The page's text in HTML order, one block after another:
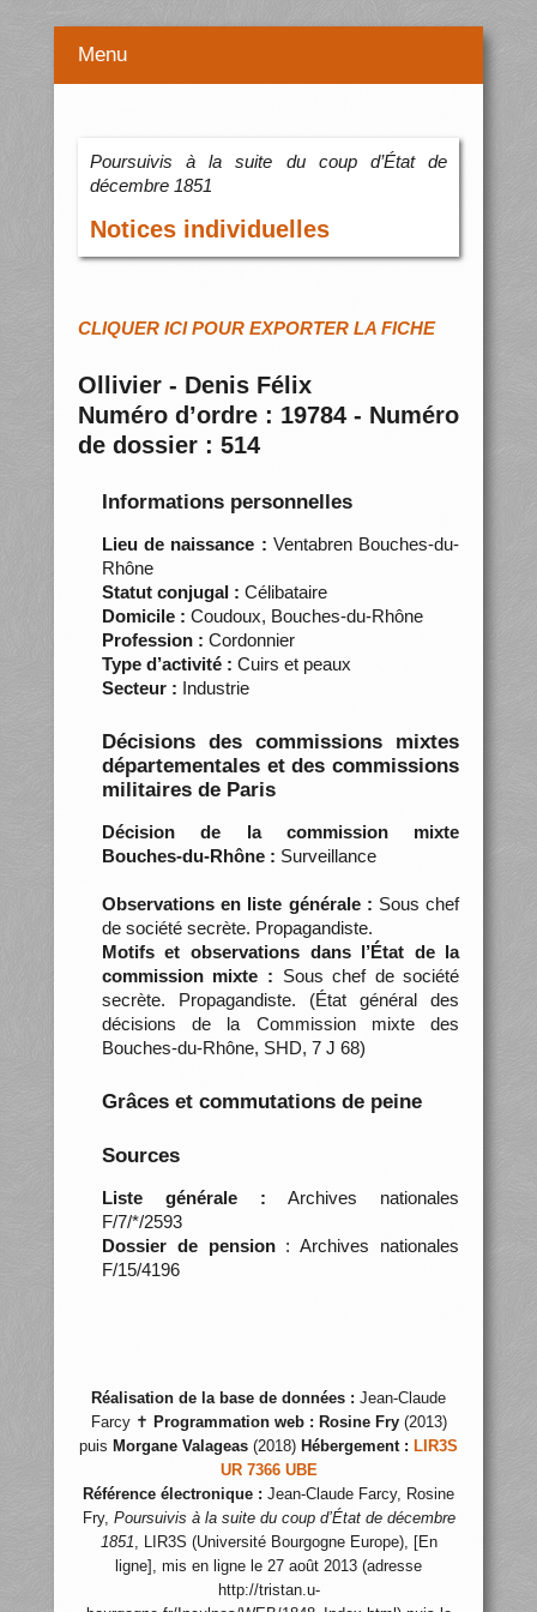
Menu
Poursuivis à la suite du coup d’État de
décembre 1851
Notices individuelles
CLIQUER ICI POUR EXPORTER LA FICHE
Ollivier - Denis Félix
Numéro d’ordre : 19784 - Numéro
de dossier : 514
Informations personnelles
Lieu de naissance : Ventabren Bouches-du-
Rhône
Statut conjugal : Célibataire
Domicile : Coudoux, Bouches-du-Rhône
Profession : Cordonnier
Type d’activité : Cuirs et peaux
Secteur : Industrie
Décisions des commissions mixtes
départementales et des commissions
militaires de Paris
Décision de la commission mixte
Bouches-du-Rhône : Surveillance
Observations en liste générale : Sous chef
de société secrète. Propagandiste.
Motifs et observations dans l’État de la
commission mixte : Sous chef de société
secrète. Propagandiste. (État général des
décisions de la Commission mixte des
Bouches-du-Rhône, SHD, 7 J 68)
Grâces et commutations de peine
Sources
Liste générale : Archives nationales
F/7/*/2593
Dossier de pension: Archives nationales
F/15/4196
Réalisation de la base de données : Jean-Claude
Farcy ✝ Programmation web : Rosine Fry(2013)
puis Morgane Valageas (2018) Hébergement : LIR3S
UR 7366 UBE
Référence électronique : Jean-Claude Farcy, Rosine
Fry, Poursuivis à la suite du coup d’État de décembre
1851, LIR3S (Université Bourgogne Europe), [En
ligne], mis en ligne le 27 août 2013 (adresse
http://tristan.u-